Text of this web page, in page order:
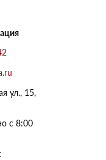
ул., 15,
с 8:00